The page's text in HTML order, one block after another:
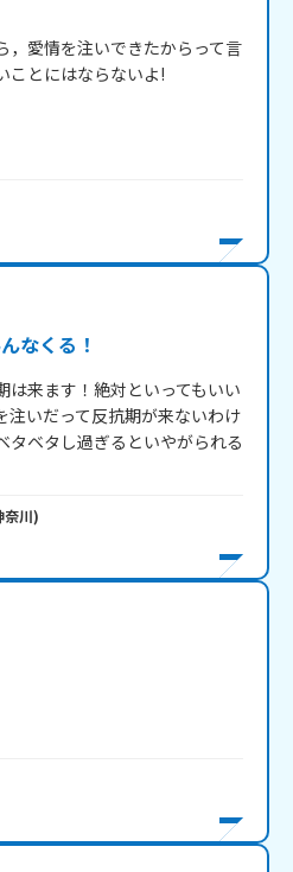
，愛情を注いできたからって言
ことにはならないよ!
なくる！
は来ます！絶対といってもいい
注いだって反抗期が来ないわけ
タベタし過ぎるといやがられる
奈川)